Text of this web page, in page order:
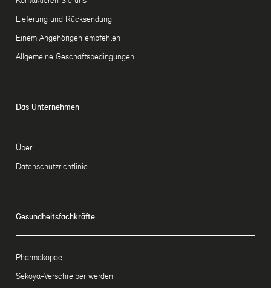
Lieferung und Rücksendung
Einem Angehörigen empfehlen
Allgemeine Geschäftsbedingungen
Das Unternehmen
Über
Datenschutzrichtlinie
Gesundheitsfachkräfte
Pharmakopöe
Sekoya-Verschreiber werden